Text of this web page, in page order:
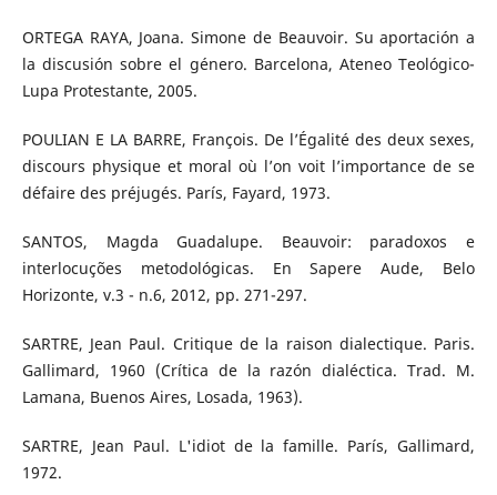
ORTEGA RAYA, Joana. Simone de Beauvoir. Su aportación a
la discusión sobre el género. Barcelona, Ateneo Teológico-
Lupa Protestante, 2005.
POULIAN E LA BARRE, François. De l’Égalité des deux sexes,
discours physique et moral où l’on voit l’importance de se
défaire des préjugés. París, Fayard, 1973.
SANTOS, Magda Guadalupe. Beauvoir: paradoxos e
interlocuções metodológicas. En Sapere Aude, Belo
Horizonte, v.3 - n.6, 2012, pp. 271-297.
SARTRE, Jean Paul. Critique de la raison dialectique. Paris.
Gallimard, 1960 (Crítica de la razón dialéctica. Trad. M.
Lamana, Buenos Aires, Losada, 1963).
SARTRE, Jean Paul. L'idiot de la famille. París, Gallimard,
1972.